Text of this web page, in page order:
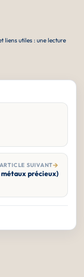
liens utiles : une lecture
ARTICLE SUIVANT→
précieux)